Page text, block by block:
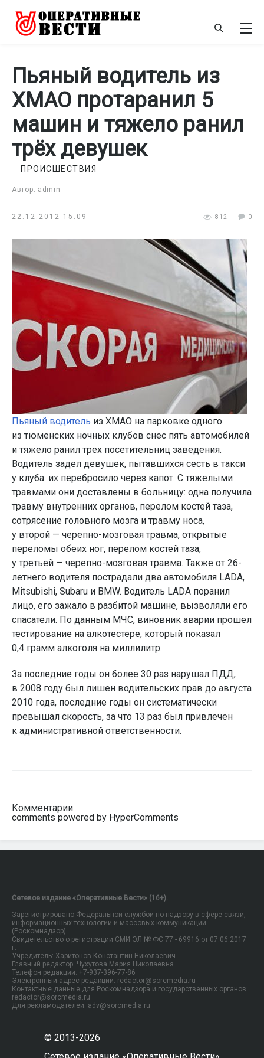
Пьяный водитель из
ХМАО протаранил 5
машин и тяжело ранил
трёх девушек
Автор: admin
ПРОИСШЕСТВИЯ
22.12.2012 15:09 812 0
Пьяный водитель из ХМАО на парковке одного
из тюменских ночных клубов снес пять автомобилей
и тяжело ранил трех посетительниц заведения.
Водитель задел девушек, пытавшихся сесть в такси
у клуба: их перебросило через капот. С тяжелыми
травмами они доставлены в больницу: одна получила
травму внутренних органов, перелом костей таза,
сотрясение головного мозга и травму носа,
у второй — черепно-мозговая травма, открытые
переломы обеих ног, перелом костей таза,
у третьей — черепно-мозговая травма. Также от 26-
летнего водителя пострадали два автомобиля LADA,
Mitsubishi, Subaru и BMW. Водитель LADA поранил
лицо, его зажало в разбитой машине, вызволяли его
спасатели. По данным МЧС, виновник аварии прошел
тестирование на алкотестере, который показал
0,4 грамм алкоголя на миллилитр.
За последние годы он более 30 раз нарушал ПДД,
в 2008 году был лишен водительских прав до августа
2010 года, последние годы он систематически
превышал скорость, за что 13 раз был привлечен
к административной ответственности.
Комментарии
comments powered by HyperComments
Сетевое издание «Оперативные Вести» (16+).
Зарегистрировано Федеральной службой по надзору в сфере связи,
информационных технологий и массовых коммуникаций
(Роскомнадзор).
Свидетельство о регистрации СМИ ЭЛ № ФС 77 - 69916 от 07.06.2017
г.
Учредитель: Харитонов Константин Николаевич.
Главный редактор: Чухутова Мария Николаевна.
Телефон редакции: +7-937-396-77-86
Электронный адрес редакции: redactor@sorcmedia.ru
Контактные данные для Роскомнадзора и государственных органов:
redactor@sorcmedia.ru
Для рекламодателей: adv@sorcmedia.ru
© 2013-2026